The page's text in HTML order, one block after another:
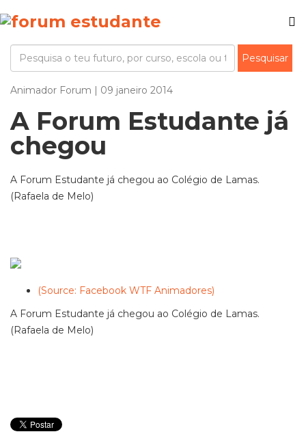
Animador Forum | 09 janeiro 2014
A Forum Estudante já
chegou
A Forum Estudante já chegou ao Colégio de Lamas.
(Rafaela de Melo)
(Source: Facebook WTF Animadores)
A Forum Estudante já chegou ao Colégio de Lamas.
(Rafaela de Melo)